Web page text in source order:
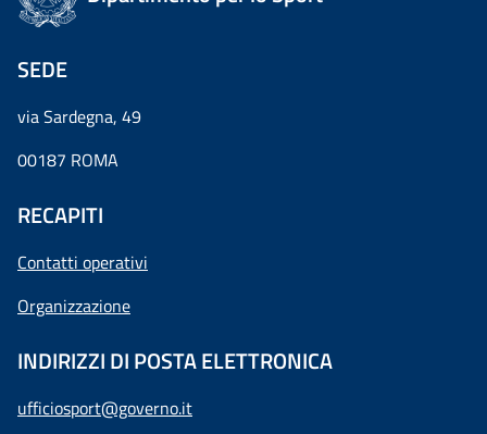
SEDE
via Sardegna, 49
00187 ROMA
RECAPITI
Contatti operativi
Organizzazione
INDIRIZZI DI POSTA ELETTRONICA
ufficiosport@governo.it